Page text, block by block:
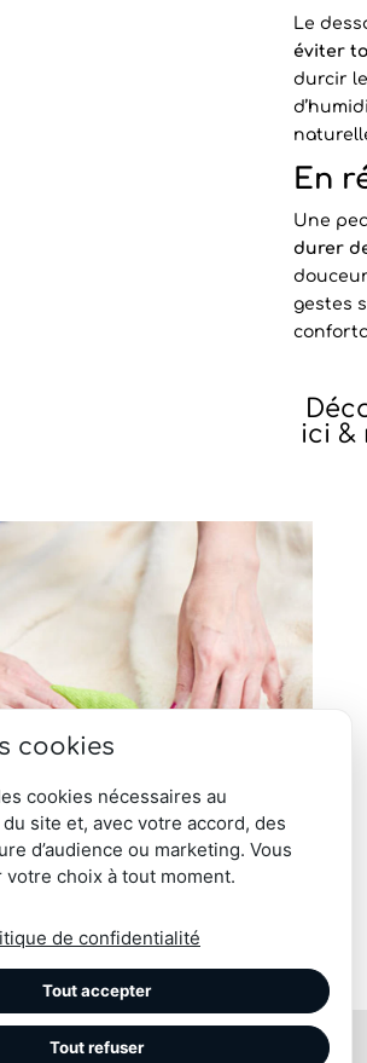
Le
éviter
durcir
En
Une
durer
gestes
ici &
| coussin, plaid, pouf, chausson, tapis
cookies
cookies nécessaires au
site et, avec votre accord, des
d’audience ou marketing. Vous
choix à tout moment.
de confidentialité
Tout accepter
Tout refuser